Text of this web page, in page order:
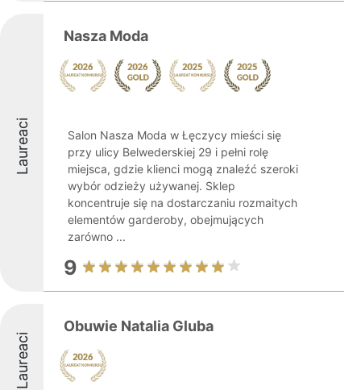
Laureaci
Nasza Moda
Salon Nasza Moda w Łęczycy mieści się
przy ulicy Belwederskiej 29 i pełni rolę
miejsca, gdzie klienci mogą znaleźć szeroki
wybór odzieży używanej. Sklep
koncentruje się na dostarczaniu rozmaitych
elementów garderoby, obejmujących
zarówno ...
9
Laureaci
Obuwie Natalia Gluba